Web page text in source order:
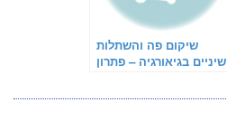
שיקום פה והשתלות
שיניים בגיאורגיה – פתרון